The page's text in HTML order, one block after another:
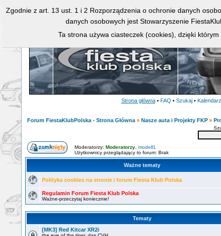
Strona główna • FAQ • Szukaj • Kalendarz
Forum FiestaKlubPolska - Strona Główna » Nasze auta i Projekty FKP »
Moderatorzy: Moderatorzy modell1
Użytkownicy przeglądający to forum: Brak
Ważne tematy
Polityka cookies na stronie i forum Fiesta Klub Polska
Regulamin Forum Fiesta Klub Polska
Ważne-przeczytaj koniecznie!
Tematy
[MK3] Red Kitcar XR2i
Zgodnie z art. 13 ust. 1 i 2 Rozporządzenia o ochronie danych
danych osobowych jest Stowarzyszenie
Ta strona używa ciasteczek (cookies), dzięki